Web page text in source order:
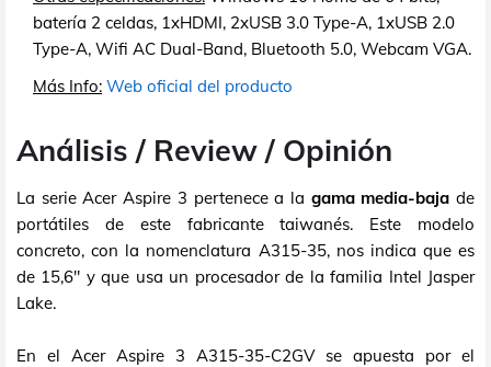
batería 2 celdas, 1xHDMI, 2xUSB 3.0 Type-A, 1xUSB 2.0
Type-A, Wifi AC Dual-Band, Bluetooth 5.0, Webcam VGA.
Más Info: Web oficial del producto
Análisis / Review / Opinión
La serie Acer Aspire 3 pertenece a la gama media-baja de
portátiles de este fabricante taiwanés. Este modelo
concreto, con la nomenclatura A315-35, nos indica que es
de 15,6" y que usa un procesador de la familia Intel Jasper
Lake.
En el Acer Aspire 3 A315-35-C2GV se apuesta por el